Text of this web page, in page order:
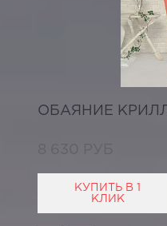
ОБАЯНИЕ
8 630 РУБ
КУПИТЬ В 1
КЛИК